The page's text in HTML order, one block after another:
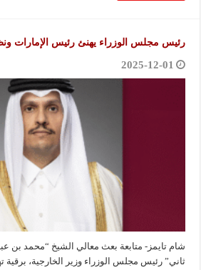
رئيس مجلس الوزراء يهنئ رئيس الإمارات
2025-12-01
شام تايمز- متابعة بعث معالي الشيخ “محمد بن
ثاني” رئيس مجلس الوزراء وزير الخارجية،